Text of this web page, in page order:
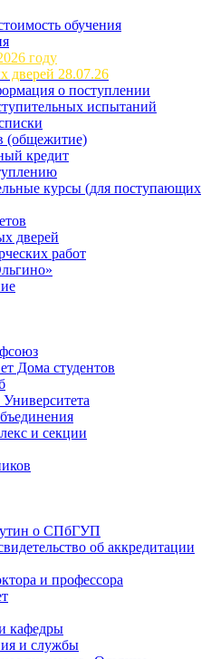
обучения
году
дверей 28.07.26
о поступлении
испытаний
(общежитие)
кредит
курсы (для поступающих
дверей
работ
Дома студентов
и секции
о СПбГУП
об аккредитации
и профессора
кафедры
и службы